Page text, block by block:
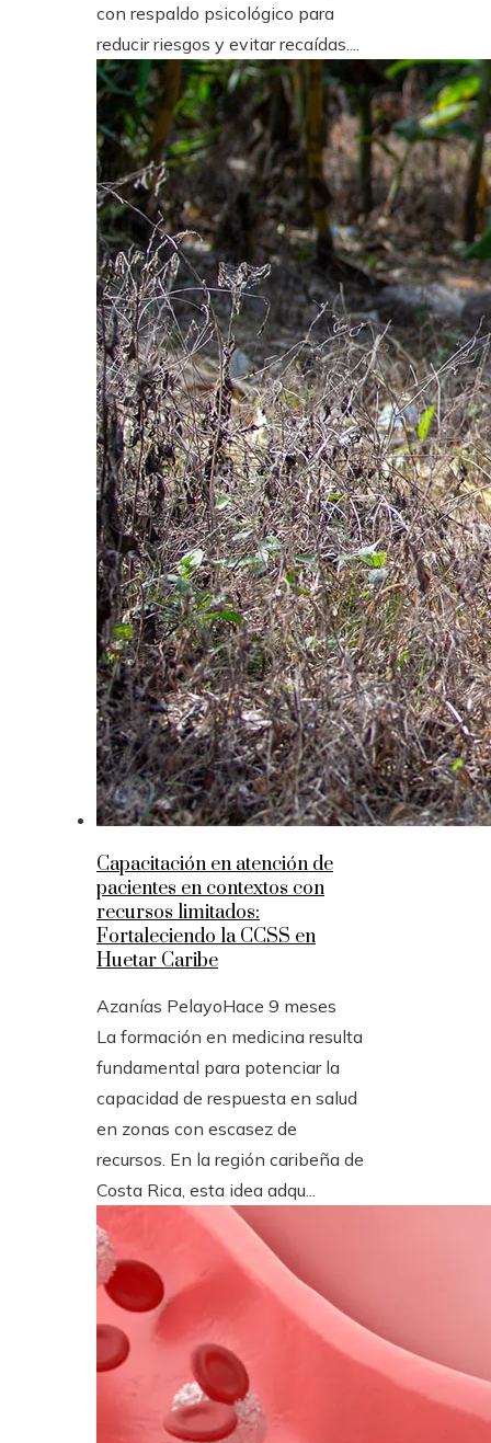
con respaldo psicológico para
reducir riesgos y evitar recaídas....
Capacitación en atención de
pacientes en contextos con
recursos limitados:
Fortaleciendo la CCSS en
Huetar Caribe
Azanías PelayoHace 9 meses
La formación en medicina resulta
fundamental para potenciar la
capacidad de respuesta en salud
en zonas con escasez de
recursos. En la región caribeña de
Costa Rica, esta idea adqu...